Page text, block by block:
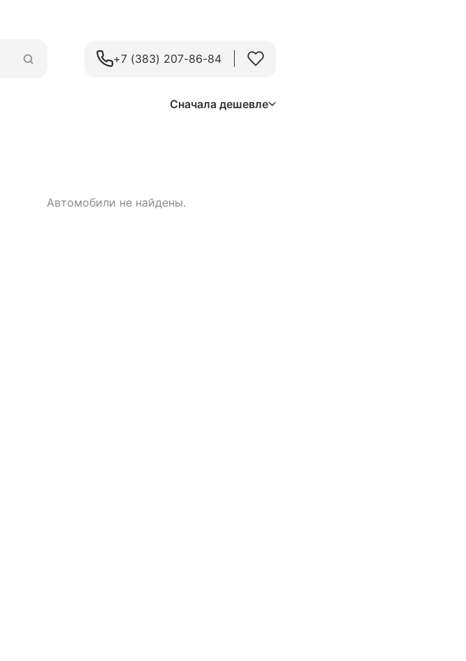
+7 (383) 207-86-84
Сначала дешевле
Автомобили не найдены.